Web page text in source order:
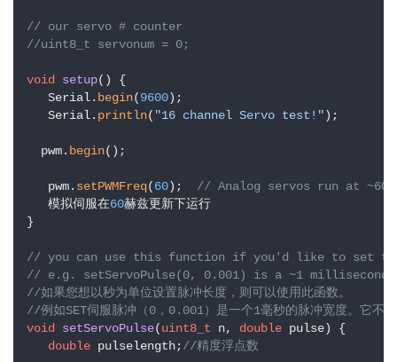
// our servo # counter
//uint8_t servonum = 0;
void setup()
{
   Serial.
begin(9600);
   Serial.
println( "16 channel Servo test!");
  pwm.
begin();
   pwm.
setPWMFreq(60); // Analog servos run at ~60
   模拟伺服在
60赫兹更新下运行
}
// you can use this function if you'd like to set
// e.g. setServoPulse(0, 0.001) is a ~1
//如果您想以秒为单位设置脉冲长度，则可以使用此函数。
//例如SET伺服脉冲（0，0.001）是一个1毫秒的脉冲宽度。它不是
void setServoPulse(uint8_t n, double pulse)
{
double pulselength;//精度浮点数